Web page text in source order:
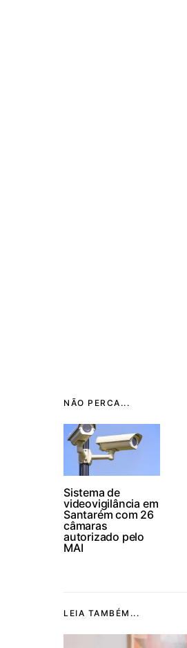
NÃO PERCA...
Sistema de
videovigilância em
Santarém com 26
câmaras
autorizado pelo
MAI
LEIA TAMBÉM...